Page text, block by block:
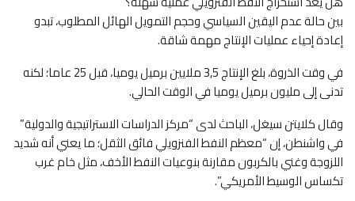
بين حالة عدم اليقين السياسي وحجم التمويل الهائل المطلوب، تبدو
إعادة إحياء عمليات الإنتاج مهمة شاقة.
في وقت الذروة، بلغ الإنتاج 3,5 ملايين برميل يوميا، قبل 25 عاما؛ لكنه
تدنى إلى مليون برميل يوميا في الوقت الحالي.
وقال كلايتن سيغل، الباحث لدى “مركز الدراسات الاستراتيجية والدولية”
في واشنطن، إن “معظم النفط الفنزويلي فائق الثقل؛ ما يعني أنه شديد
اللزوجة وغني بالكربون مقارنة بنوعيات النفط الأخف، مثل خام غرب
تكساس الوسيط الأمريكي”.